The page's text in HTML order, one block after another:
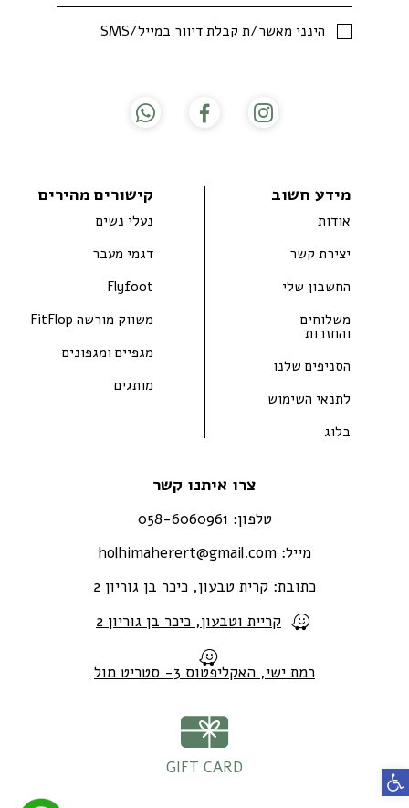
פתח סרגל נגישות
מידע חשוב
אודות
יצירת קשר
החשבון שלי
משלוחים
והחזרות
הסניפים שלנו
לתנאי השימוש
בלוג
קישורים מהירים
נעלי נשים
דגמי מעבר
Flyfoot
משווק מורשה FitFlop
מגפיים ומגפונים
מותגים
צרו איתנו קשר
טלפון: 058-6060961
מייל: holhimaherert@gmail.com
כתובת: קרית טבעון, כיכר בן גוריון 2
קריית וטבעון, כיכר בן גוריון 2
רמת ישי, האקליפטוס 3- סטריט מול
GIFT CARD
SMS/הינני מאשר/ת קבלת דיוור במייל